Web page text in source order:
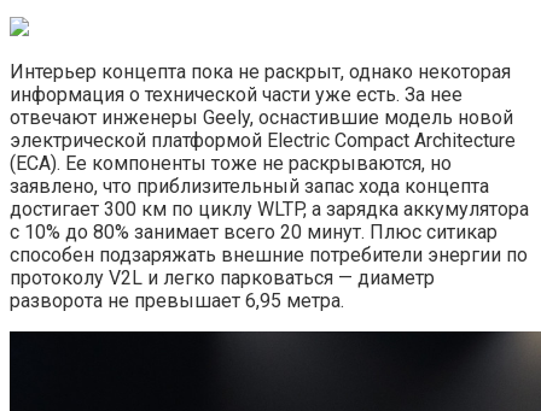
Интерьер концепта пока не раскрыт, однако некоторая
информация о технической части уже есть. За нее
отвечают инженеры Geely, оснастившие модель новой
электрической платформой Electric Compact Architecture
(ECA). Ее компоненты тоже не раскрываются, но
заявлено, что приблизительный запас хода концепта
достигает 300 км по циклу WLTP, а зарядка аккумулятора
с 10% до 80% занимает всего 20 минут. Плюс ситикар
способен подзаряжать внешние потребители энергии по
протоколу V2L и легко парковаться — диаметр
разворота не превышает 6,95 метра.